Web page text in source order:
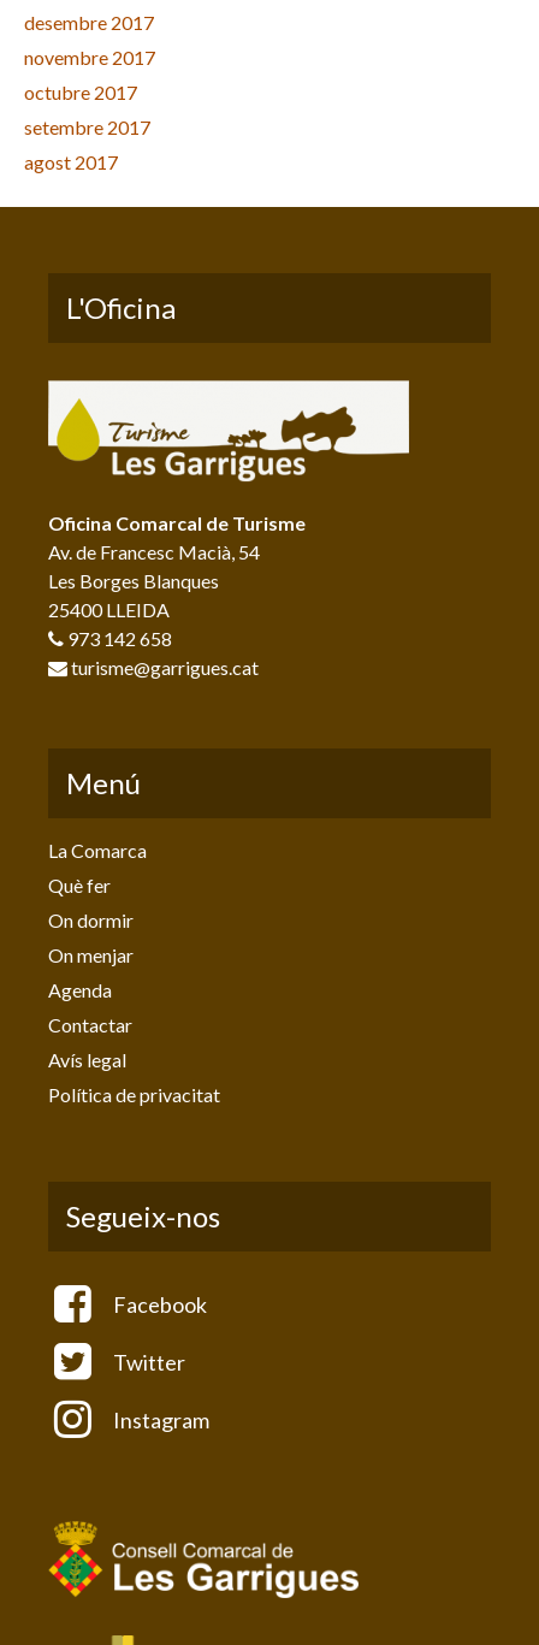
desembre 2017
novembre 2017
octubre 2017
setembre 2017
agost 2017
L'Oficina
Oficina Comarcal de Turisme
Av. de Francesc Macià, 54
Les Borges Blanques
25400 LLEIDA
973 142 658
turisme@garrigues.cat
Menú
La Comarca
Què fer
On dormir
On menjar
Agenda
Contactar
Avís legal
Política de privacitat
Segueix-nos
Facebook
Twitter
Instagram